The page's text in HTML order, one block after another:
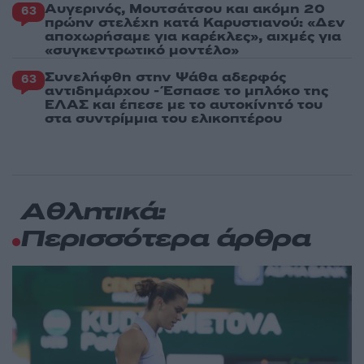
63 Αυγερινός, Μουτσάτσου και ακόμη 20
πρώην στελέχη κατά Καρυστιανού: «Δεν
αποχωρήσαμε για καρέκλες», αιχμές για
«συγκεντρωτικό μοντέλο»
63 Συνελήφθη στην Ψάθα αδερφός
αντιδημάρχου - Έσπασε το μπλόκο της
ΕΛΑΣ και έπεσε με το αυτοκίνητό του
στα συντρίμμια του ελικοπτέρου
Αθλητικά:
Περισσότερα άρθρα